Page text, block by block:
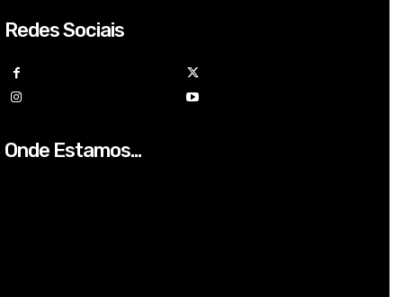
Redes Sociais
Onde Estamos...